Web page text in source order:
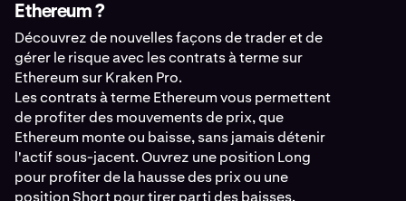
Ethereum ?
Découvrez de nouvelles façons de trader et de
gérer le risque avec les contrats à terme sur
Ethereum sur Kraken Pro.
Les contrats à terme Ethereum vous permettent
de profiter des mouvements de prix, que
Ethereum monte ou baisse, sans jamais détenir
l'actif sous-jacent. Ouvrez une position Long
pour profiter de la hausse des prix ou une
position Short pour tirer parti des baisses.